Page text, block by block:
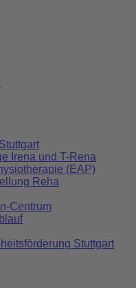
Irena und T-Rena
(EAP)
Reha
Centrum
Stuttgart